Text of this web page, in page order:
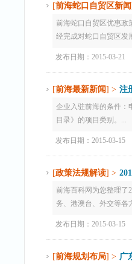
[前海蛇口自贸区新闻
前海蛇口自贸区优惠政
经完成对蛇口自贸区发
发布日期：2015-03-21
[前海最新新闻] > 注
企业入驻前海的条件：
目录》的项目类别。...
发布日期：2015-03-15
[政策法规解读] >
前海百科网为您整理了
务、港澳台、外交等各
发布日期：2015-03-15
[前海规划布局] > 广